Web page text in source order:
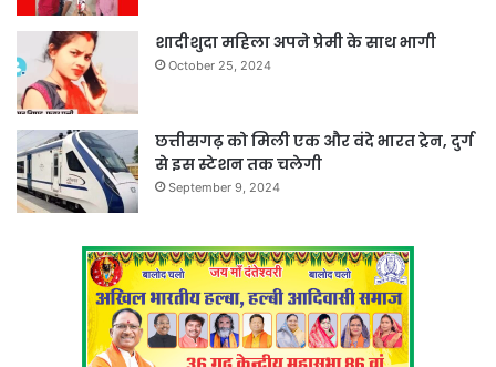
शादीशुदा महिला अपने प्रेमी के साथ भागी
October 25, 2024
छत्तीसगढ़ को मिली एक और वंदे भारत ट्रेन, दुर्ग
से इस स्टेशन तक चलेगी
September 9, 2024